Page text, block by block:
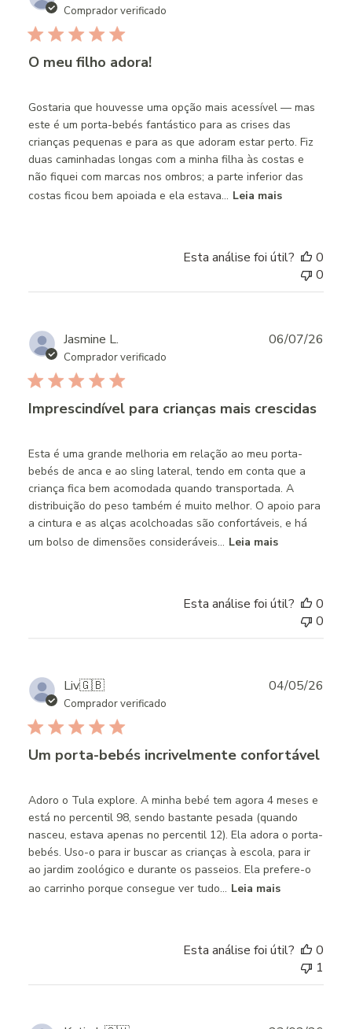
Comprador verificado
O meu filho adora!
Gostaria que houvesse uma opção mais acessível — mas
este é um porta-bebés fantástico para as crises das
crianças pequenas e para as que adoram estar perto. Fiz
duas caminhadas longas com a minha filha às costas e
não fiquei com marcas nos ombros; a parte inferior das
costas ficou bem apoiada e ela estava... Leia mais
Esta análise foi útil?
0
0
Jasmine L.
Comprador verificado
Imprescindível para crianças mais crescidas
Esta é uma grande melhoria em relação ao meu porta-
bebés de anca e ao sling lateral, tendo em conta que a
criança fica bem acomodada quando transportada. A
distribuição do peso também é muito melhor. O apoio para
a cintura e as alças acolchoadas são confortáveis, e há
um bolso de dimensões consideráveis... Leia mais
06/07/26
Esta análise foi útil?
0
0
Liv🇬🇧
Comprador verificado
Um porta-bebés incrivelmente confortável
Adoro o Tula explore. A minha bebé tem agora 4 meses e
está no percentil 98, sendo bastante pesada (quando
nasceu, estava apenas no percentil 12). Ela adora o porta-
bebés. Uso-o para ir buscar as crianças à escola, para ir
ao jardim zoológico e durante os passeios. Ela prefere-o
ao carrinho porque consegue ver tudo... Leia mais
04/05/26
Esta análise foi útil?
0
1